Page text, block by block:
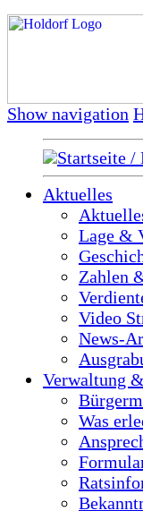
Show navigation
Startseite /
Aktuelles
Lage &
Zahlen
Video
News-
Verwaltung
Was